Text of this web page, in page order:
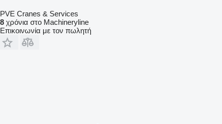
PVE Cranes & Services
8 χρόνια στο Machineryline
Επικοινωνία με τον πωλητή